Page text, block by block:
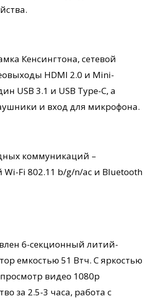
Кенсингтона, сетевой
HDMI 2.0 и Mini-
USB 3.1 и USB Type-C, а
и вход для микрофона.
коммуникаций –
Fi 802.11 b/g/n/ac и Bluetooth
6-секционный литий-
емкостью 51 Втч. С яркостью
видео 1080p
за 2.5-3 часа, работа с